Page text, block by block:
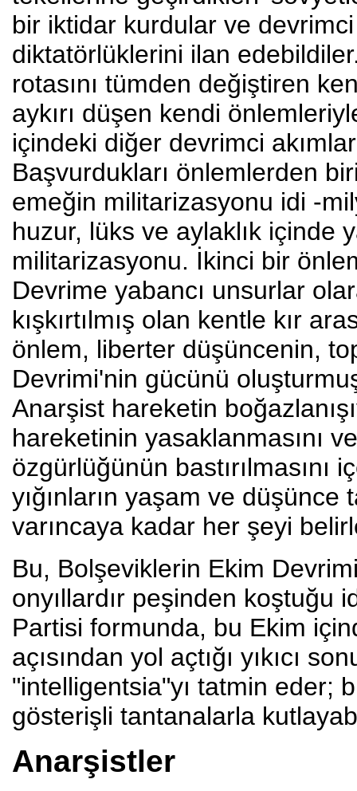
bir iktidar kurdular ve
diktatörlüklerini ilan
rotasını tümden değiştiren
aykırı düşen kendi
içindeki diğer devrimci
Başvurdukları önlemlerden
emeğin militarizasyonu idi -
huzur, lüks ve aylaklık içinde
militarizasyonu. İkinci bir
Devrime yabancı unsurlar
kışkırtılmış olan kentle kır
önlem, liberter düşüncenin,
Devrimi'nin gücünü
Anarşist hareketin
hareketinin yasaklanmasını
özgürlüğünün
yığınların yaşam ve
varıncaya kadar her şeyi
Bu, Bolşeviklerin Ekim
onyıllardır peşinden koştuğu
Partisi formunda, bu Ekim
açısından yol açtığı yıkıcı
"intelligentsia"yı tatmin eder;
gösterişli tantanalarla
Anarşistler